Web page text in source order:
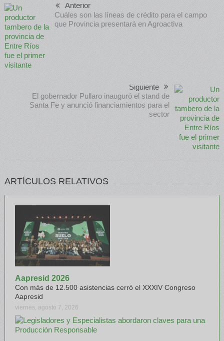
Anterior
Cuáles son las líneas de crédito para el campo
que Provincia presentará en Agroactiva
Siguiente
El gobernador Pullaro inauguró el stand de
Santa Fe y anunció financiamientos para el
sector
ARTÍCULOS RELATIVOS
Aapresid 2026
Con más de 12.500 asistencias cerró el XXXIV Congreso
Aapresid
viernes, agosto 7, 2026